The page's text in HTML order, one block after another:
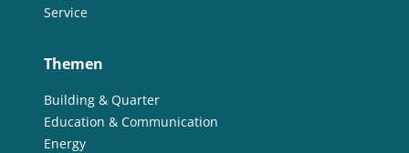
Service
Themen
Building & Quarter
Education & Communication
Energy